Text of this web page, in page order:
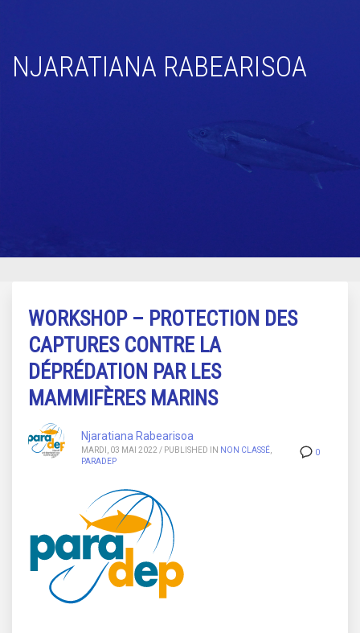
NJARATIANA RABEARISOA
WORKSHOP – PROTECTION DES
CAPTURES CONTRE LA
DÉPRÉDATION PAR LES
MAMMIFÈRES MARINS
0
Njaratiana Rabearisoa
MARDI, 03 MAI 2022 / PUBLISHED IN NON CLASSÉ
PARADEP